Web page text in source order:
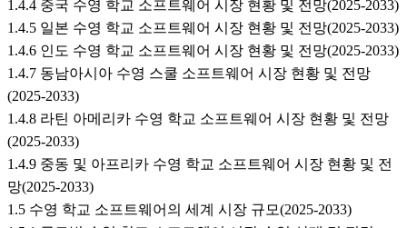
1.4.4 중국 수영 학교 소프트웨어 시장 현황 및 전망(2025-2033)
1.4.5 일본 수영 학교 소프트웨어 시장 현황 및 전망(2025-2033)
1.4.6 인도 수영 학교 소프트웨어 시장 현황 및 전망(2025-2033)
1.4.7 동남아시아 수영 스쿨 소프트웨어 시장 현황 및 전망
(2025-2033)
1.4.8 라틴 아메리카 수영 학교 소프트웨어 시장 현황 및 전망
(2025-2033)
1.4.9 중동 및 아프리카 수영 학교 소프트웨어 시장 현황 및 전
망(2025-2033)
1.5 수영 학교 소프트웨어의 세계 시장 규모(2025-2033)